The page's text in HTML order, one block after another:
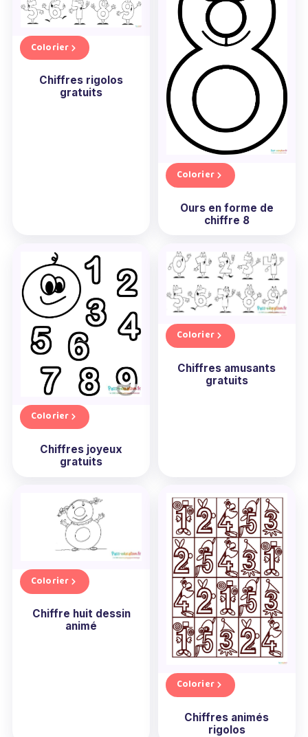
Colorier
Chiffres rigolos
gratuits
Colorier
Ours en forme de
chiffre 8
Colorier
Chiffres joyeux
gratuits
Colorier
Chiffres amusants
gratuits
Colorier
Chiffre huit dessin
animé
Colorier
Chiffres animés
rigolos